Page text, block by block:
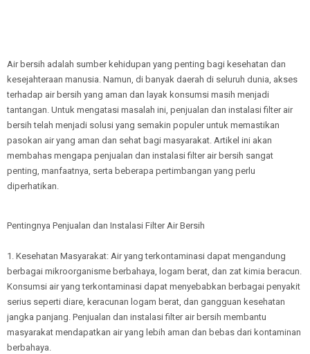
Air bersih adalah sumber kehidupan yang penting bagi kesehatan dan
kesejahteraan manusia. Namun, di banyak daerah di seluruh dunia, akses
terhadap air bersih yang aman dan layak konsumsi masih menjadi
tantangan. Untuk mengatasi masalah ini, penjualan dan instalasi filter air
bersih telah menjadi solusi yang semakin populer untuk memastikan
pasokan air yang aman dan sehat bagi masyarakat. Artikel ini akan
membahas mengapa penjualan dan instalasi filter air bersih sangat
penting, manfaatnya, serta beberapa pertimbangan yang perlu
diperhatikan.
Pentingnya Penjualan dan Instalasi Filter Air Bersih
1. Kesehatan Masyarakat: Air yang terkontaminasi dapat mengandung
berbagai mikroorganisme berbahaya, logam berat, dan zat kimia beracun.
Konsumsi air yang terkontaminasi dapat menyebabkan berbagai penyakit
serius seperti diare, keracunan logam berat, dan gangguan kesehatan
jangka panjang. Penjualan dan instalasi filter air bersih membantu
masyarakat mendapatkan air yang lebih aman dan bebas dari kontaminan
berbahaya.